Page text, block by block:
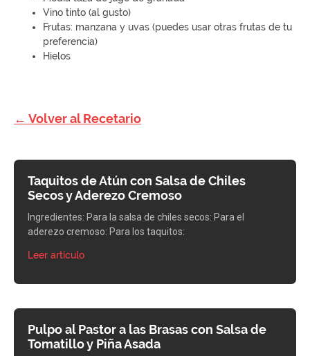
Vino tinto (al gusto)
Frutas: manzana y uvas (puedes usar otras frutas de tu
preferencia)
Hielos
← Volver al Recetario
Taquitos de Atún con Salsa de Chiles
Secos y Aderezo Cremoso
Ingredientes: Para la salsa de chiles secos: Para el
aderezo cremoso: Para los taquitos:
Leer artículo
Pulpo al Pastor a las Brasas con Salsa de
Tomatillo y Piña Asada